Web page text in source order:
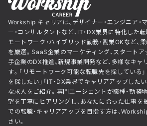
Workship キャリアは、デザイナー・エンジニア・
ー・コンサルタントなど、IT・DX業界に特化した
モートワーク・ハイブリッド勤務・副業OKなど、
を厳選。SaaS企業のマーケティング、スタートア
手企業のDX推進、新規事業開発など、多様なキ
す。「リモートワーク可能な転職先を探している
を探したい」「IT・DX業界でキャリアアップした
な求人をご紹介。専門エージェントが職種・勤務
望を丁寧にヒアリングし、あなたに合った仕事を
での転職・キャリアアップを目指す方は、
さい。